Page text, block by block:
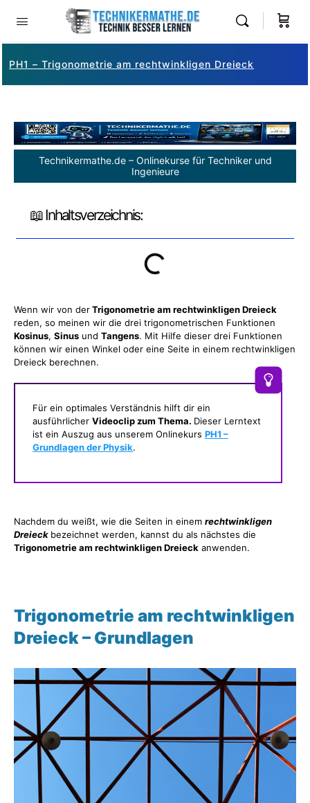
PH1 – Trigonometrie am rechtwinkligen Dreieck
Technikermathe.de – Onlinekurse für Techniker und
Ingenieure
📖 Inhaltsverzeichnis:
Wenn wir von derTrigonometrie am rechtwinkligen Dreieck
reden, so meinen wir die drei trigonometrischen Funktionen
Kosinus, Sinus und Tangens. Mit Hilfe dieser drei Funktionen
können wir einen Winkel oder eine Seite in einem rechtwinkligen
Dreieck berechnen.
Für ein optimales Verständnis hilft dir ein
ausführlicher Videoclip zum Thema. Dieser Lerntext
ist ein Auszug aus unserem Onlinekurs PH1 –
Grundlagen der Physik.
Nachdem du weißt, wie die Seiten in einem rechtwinkligen
Dreieck bezeichnet werden, kannst du als nächstes die
Trigonometrie am rechtwinkligen Dreieck anwenden.
Trigonometrie am rechtwinkligen
Dreieck – Grundlagen